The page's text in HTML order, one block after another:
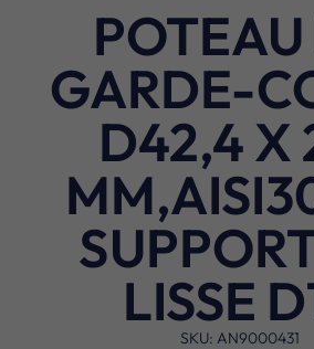
GARDE-
D42,4 X
LISSE
SKU: AN9000431